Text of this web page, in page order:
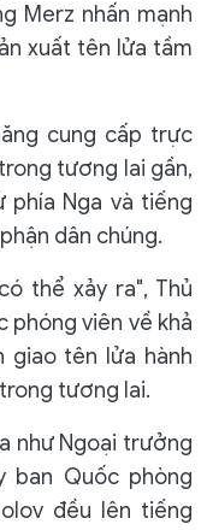
Merz nhấn mạnh
xuất tên lửa tầm
cung cấp trực
tương lai gần,
phía Nga và tiếng
dân chúng.
thể xảy ra", Thủ
phóng viên về khả
giao tên lửa hành
tương lai.
như Ngoại trưởng
ban Quốc phòng
đều lên tiếng